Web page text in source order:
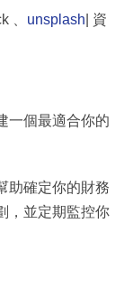
、 unsplash | 資
一個最適合你的
助確定你的財務
，並定期監控你